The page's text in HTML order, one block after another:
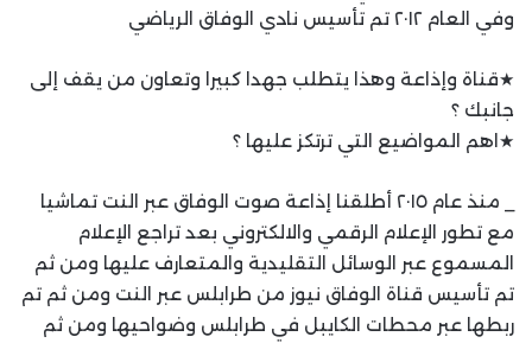
وفي العام ٢٠١٢ تم تأسيس نادي الوفاق الرياضي
★قناة وإذاعة وهذا يتطلب جهدا كبيرا وتعاون من يقف إلى
جانبك ؟
★اهم المواضيع التي ترتكز عليها ؟
_ منذ عام ٢٠١٥ أطلقنا إذاعة صوت الوفاق عبر النت تماشيا
مع تطور الإعلام الرقمي والالكتروني بعد تراجع الإعلام
المسموع عبر الوسائل التقليدية والمتعارف عليها ومن ثم
تم تأسيس قناة الوفاق نيوز من طرابلس عبر النت ومن ثم تم
ربطها عبر محطات الكايبل في طرابلس وضواحيها ومن ثم